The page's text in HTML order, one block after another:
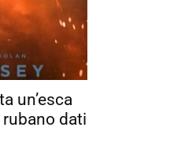
un’esca
dati